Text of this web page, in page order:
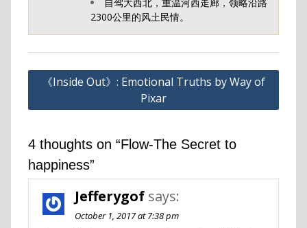
2300公里的风土民情。
Post
《Inside Out》: Emotional Truths by Way of
Pixar
4 thoughts on “Flow-The Secret to
happiness”
Jefferygof says:
October 1, 2017 at 7:38 pm